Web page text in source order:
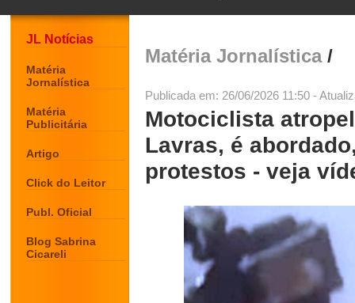
JL Notícias
Matéria
Jornalística
Matéria
Publicitária
Artigo
Click do Leitor
Publ. Oficial
Blog Sabrina
Cicareli
Matéria Jornalística/
Publicada em: 26/06/2026 11:50 -
Motociclista
Lavras, é
protestos - veja